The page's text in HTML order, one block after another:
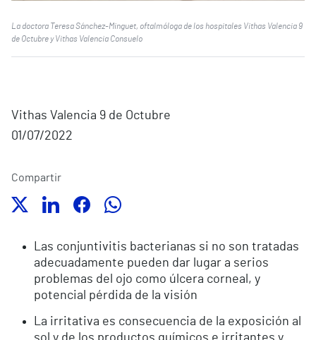
La doctora Teresa Sánchez-Minguet, oftalmóloga de los hospitales Vithas Valencia 9
de Octubre y Vithas Valencia Consuelo
Vithas Valencia 9 de Octubre
01/07/2022
Compartir
Las conjuntivitis bacterianas si no son tratadas
adecuadamente pueden dar lugar a serios
problemas del ojo como úlcera corneal, y
potencial pérdida de la visión
La irritativa es consecuencia de la exposición al